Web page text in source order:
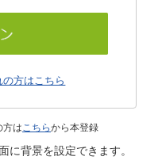
方はこちら
方はこちらから本登録
に背景を設定できます。